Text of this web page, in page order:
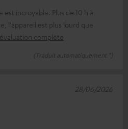
incroyable. Plus de 10 h à
l'appareil est plus lourd que
complète
(Traduit automatiquement *)
28/06/2026